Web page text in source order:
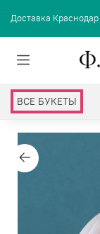
Доставка Краснодар
ВСЕ БУКЕТЫ